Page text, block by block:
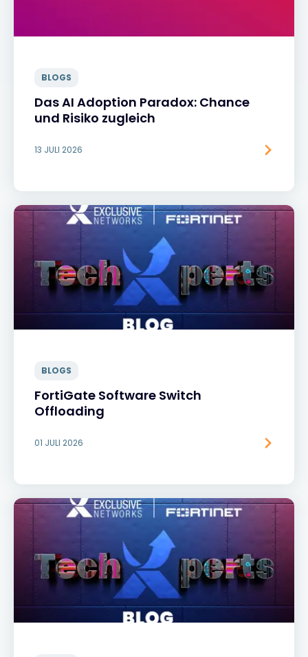
BLOGS
Das AI Adoption Paradox: Chance
und Risiko zugleich
13 JULI 2026
BLOGS
FortiGate Software Switch
Offloading
01 JULI 2026